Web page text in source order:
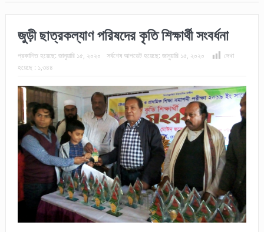
জুড়ী ছাত্রকল্যাণ পরিষদের কৃতি শিক্ষার্থী সংবর্ধনা
প্রকাশিত হয়েছে: জানুয়ারি ১৫, ২০২০ সর্বশেষ আপডেট হয়েছে: জানুয়ারি ১৫, ২০২০
দেখা
হয়েছে : ১,৩৪৪